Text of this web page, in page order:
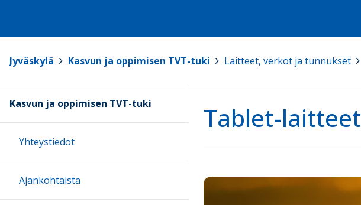
Jyväskylä Kasvun ja oppimisen TVT-tuki Laitteet, verkot ja tunnukset
Tablet-laitteet
Kasvun ja oppimisen TVT-tuki
Yhteystiedot
Ajankohtaista